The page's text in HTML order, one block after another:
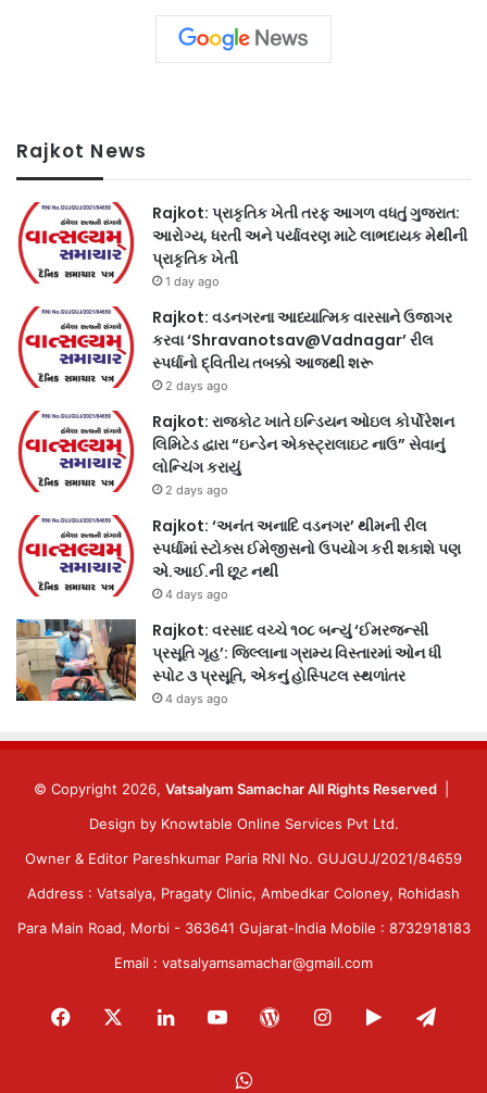
Rajkot News
Rajkot: પ્રાકૃતિક ખેતી તરફ આગળ વધતું ગુજરાત:
આરોગ્ય, ધરતી અને પર્યાવરણ માટે લાભદાયક મેથીની
પ્રાકૃતિક ખેતી
1 day ago
Rajkot: વડનગરના આધ્યાત્મિક વારસાને ઉજાગર
કરવા ‘Shravanotsav@Vadnagar’ રીલ
સ્પર્ધાનો દ્વિતીય તબક્કો આજથી શરૂ
2 days ago
Rajkot: રાજકોટ ખાતે ઇન્ડિયન ઓઇલ કોર્પોરેશન
લિમિટેડ દ્વારા “ઇન્ડેન એક્સ્ટ્રાલાઇટ નાઉ” સેવાનું
લોન્ચિંગ કરાયું
2 days ago
Rajkot: ‘અનંત અનાદિ વડનગર’ થીમની રીલ
સ્પર્ધામાં સ્ટોક્સ ઈમેજીસનો ઉપયોગ કરી શકાશે પણ
એ.આઈ.ની છૂટ નથી
4 days ago
Rajkot: વરસાદ વચ્ચે ૧૦૮ બન્યું ‘ઈમરજન્સી
પ્રસૂતિ ગૃહ’: જિલ્લાના ગ્રામ્ય વિસ્તારમાં ઓન ધી
સ્પોટ ૩ પ્રસૂતિ, એકનું હોસ્પિટલ સ્થળાંતર
4 days ago
© Copyright 2026, Vatsalyam Samachar All Rights Reserved
Design by Knowtable Online Services Pvt Ltd.
Owner & Editor Pareshkumar Paria RNI No. GUJGUJ/2021/84659
Address : Vatsalya, Pragaty Clinic, Ambedkar Coloney, Rohidash
Para Main Road, Morbi - 363641 Gujarat-India Mobile : 8732918183
Email : vatsalyamsamachar@gmail.com
Facebook LinkedInYouTubeWordPressInstagram
Google
WhatsApp